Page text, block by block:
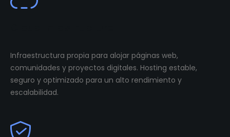
Infraestructura propia para alojar páginas web,
comunidades y proyectos digitales. Hosting estable,
seguro y optimizado para un alto rendimiento y
escalabilidad.